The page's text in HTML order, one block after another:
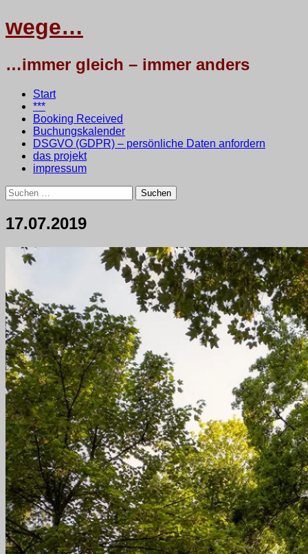
wege…
…immer gleich – immer anders
Menü
Zum
Inhalt
springen
Start
***
Booking Received
Buchungskalender
DSGVO (GDPR) – persönliche Daten anfordern
das projekt
impressum
Suchen
nach:
17.07.2019
testbaum